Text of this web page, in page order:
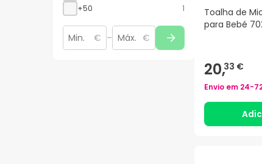
+50
1
€ – €
Toalha de
para Bebé
20,33 €
Envio em 24-